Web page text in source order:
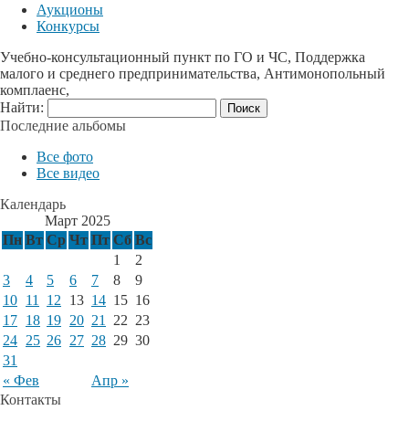
Аукционы
Конкурсы
Учебно-консультационный пункт по ГО и ЧС, Поддержка
малого и среднего предпринимательства, Антимонопольный
комплаенс,
Найти:
Последние альбомы
Все фото
Все видео
Календарь
Март 2025
Пн Вт Ср Чт Пт Сб Вс
« Фев Апр »
1
2
3
4 5 6 7 8
9
10 11 12 13 14 15 16
17 18 19 20 21 22 23
24 25 26 27 28 29 30
31
Контакты